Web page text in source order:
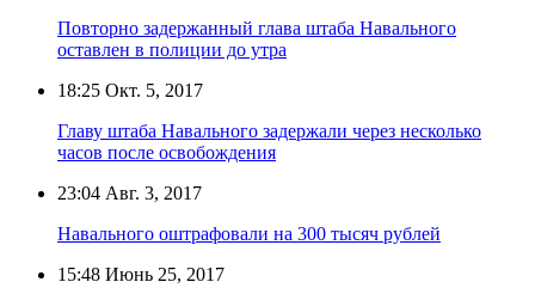
Повторно задержанный глава штаба Навального
оставлен в полиции до утра
18:25 Окт. 5, 2017
Главу штаба Навального задержали через несколько
часов после освобождения
23:04 Авг. 3, 2017
Навального оштрафовали на 300 тысяч рублей
15:48 Июнь 25, 2017